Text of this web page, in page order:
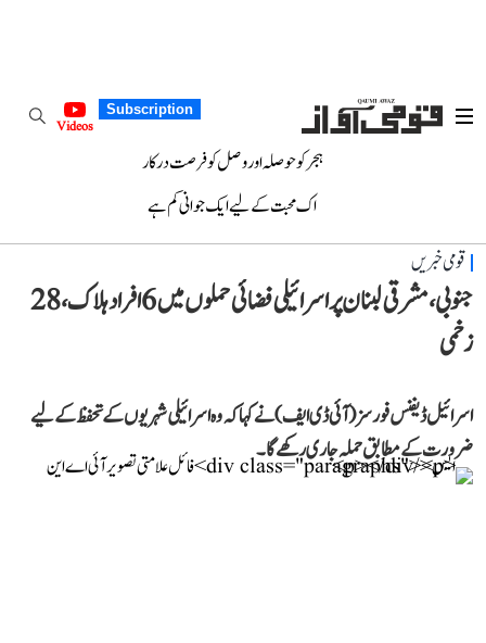
Subscription
Videos
ہجر کو حوصلہ اور وصل کو فرصت درکار
اک محبت کے لیے ایک جوانی کم ہے
قومی خبریں
جنوبی، مشرقی لبنان پر اسرائیلی فضائی حملوں میں 6 افراد ہلاک، 28
زخمی
اسرائیل ڈیفنس فورسز (آئی ڈی ایف) نے کہا کہ وہ اسرائیلی شہریوں کے تحفظ کے لیے
ضرورت کے مطابق حملہ جاری رکھے گا۔